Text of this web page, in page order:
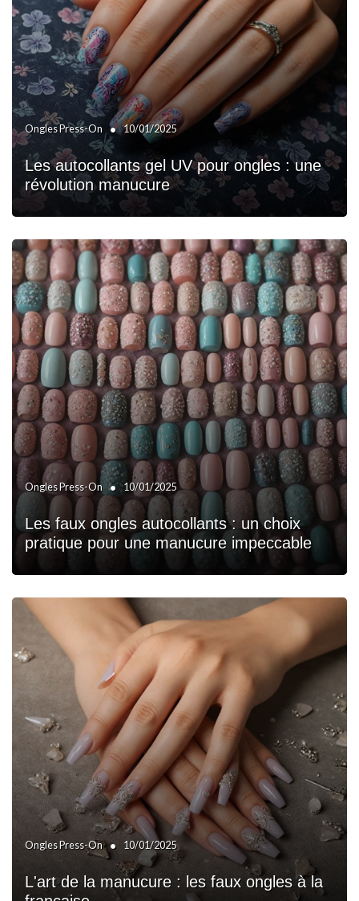
Ongles Press-On • 10/01/2025
Les autocollants gel UV pour ongles : une
révolution manucure
Ongles Press-On • 10/01/2025
Les faux ongles autocollants : un choix
pratique pour une manucure impeccable
Ongles Press-On • 10/01/2025
L'art de la manucure : les faux ongles à la